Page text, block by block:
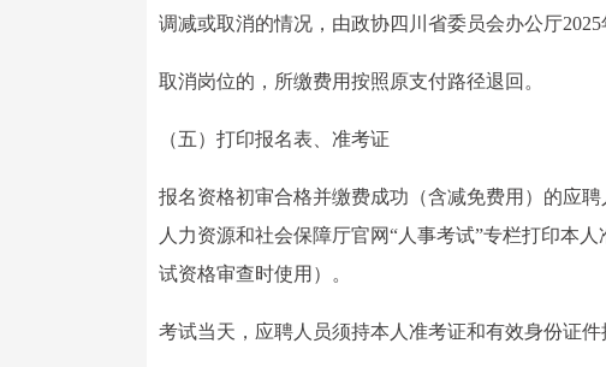
调减或取消的情况，由政协四川省委员会办公厅
取消岗位的，所缴费用按照原支付路径退回。
（五）打印报名表、准考证
报名资格初审合格并缴费成功（含减免费用）的应聘
人力资源和社会保障厅官网“人事考试”专栏打印本
试资格审查时使用）。
考试当天，应聘人员须持本人准考证和有效身份证